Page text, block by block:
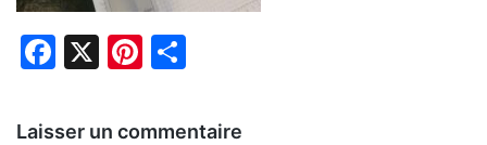
Facebook
X Pinterest
Laisser un commentaire